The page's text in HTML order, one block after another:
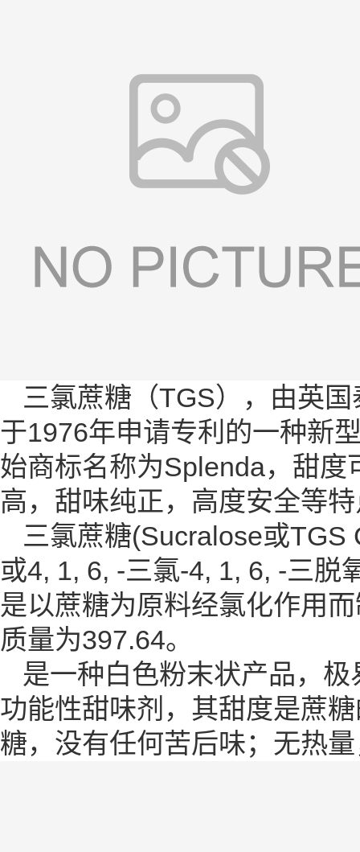
三氯蔗糖（TGS），由英
于1976年申请专利的一种新
始商标名称为Splenda，甜
高，甜味纯正，高度安全等
三氯蔗糖(Sucralose或TGS
或4, 1, 6, -三氯-4, 1, 6, -三
是以蔗糖为原料经氯化作用
质量为397.64。
是一种白色粉末状产品，极
功能性甜味剂，其甜度是蔗
糖，没有任何苦后味；无热